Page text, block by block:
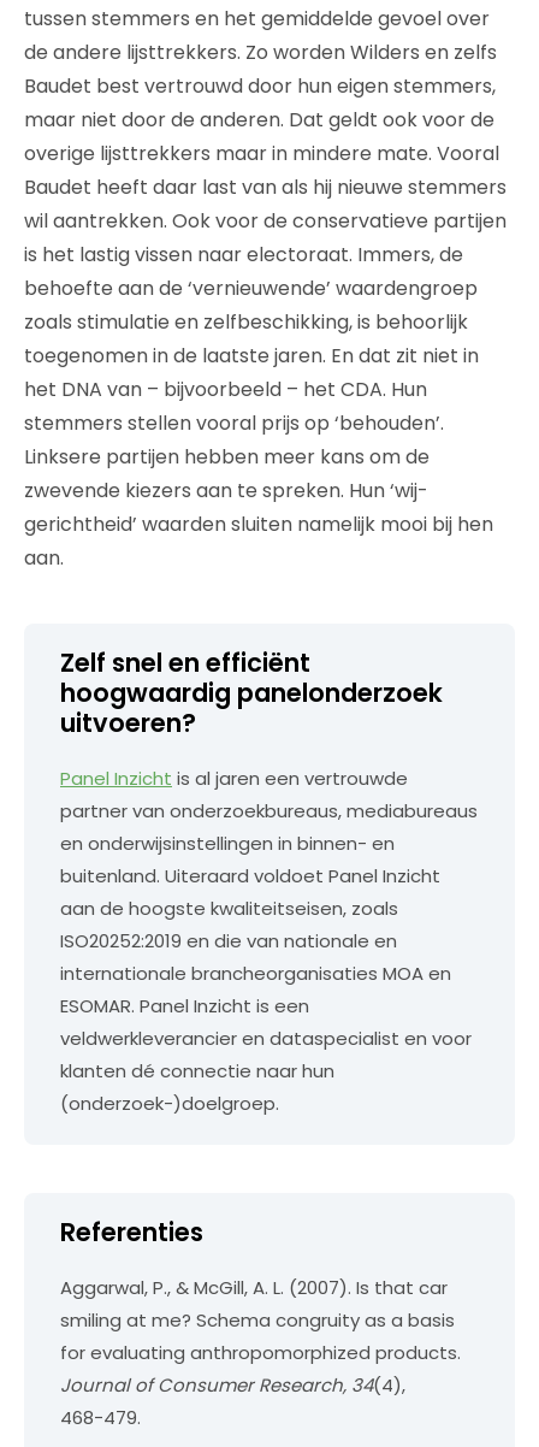
tussen stemmers en het gemiddelde gevoel over
de andere lijsttrekkers. Zo worden Wilders en zelfs
Baudet best vertrouwd door hun eigen stemmers,
maar niet door de anderen. Dat geldt ook voor de
overige lijsttrekkers maar in mindere mate. Vooral
Baudet heeft daar last van als hij nieuwe stemmers
wil aantrekken. Ook voor de conservatieve partijen
is het lastig vissen naar electoraat. Immers, de
behoefte aan de ‘vernieuwende’ waardengroep
zoals stimulatie en zelfbeschikking, is behoorlijk
toegenomen in de laatste jaren. En dat zit niet in
het DNA van – bijvoorbeeld – het CDA. Hun
stemmers stellen vooral prijs op ‘behouden’.
Linksere partijen hebben meer kans om de
zwevende kiezers aan te spreken. Hun ‘wij-
gerichtheid’ waarden sluiten namelijk mooi bij hen
aan.
Zelf snel en efficiënt
hoogwaardig panelonderzoek
uitvoeren?
Panel Inzicht is al jaren een vertrouwde
partner van onderzoekbureaus, mediabureaus
en onderwijsinstellingen in binnen- en
buitenland. Uiteraard voldoet Panel Inzicht
aan de hoogste kwaliteitseisen, zoals
ISO20252:2019 en die van nationale en
internationale brancheorganisaties MOA en
ESOMAR. Panel Inzicht is een
veldwerkleverancier en dataspecialist en voor
klanten dé connectie naar hun
(onderzoek-)doelgroep.
Referenties
Aggarwal, P., & McGill, A. L. (2007). Is that car
smiling at me? Schema congruity as a basis
for evaluating anthropomorphized products.
Journal of Consumer Research, 34(4),
468−479.